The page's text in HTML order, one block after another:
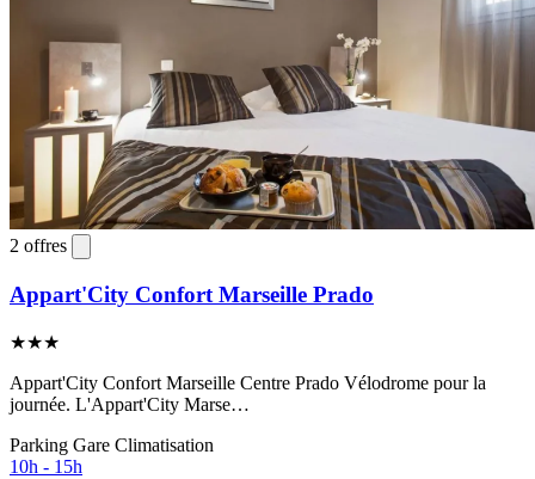
2 offres
Appart'City Confort Marseille Prado
★★★
Appart'City Confort Marseille Centre Prado Vélodrome pour la
journée. L'Appart'City Marse…
Parking Gare Climatisation
10h - 15h